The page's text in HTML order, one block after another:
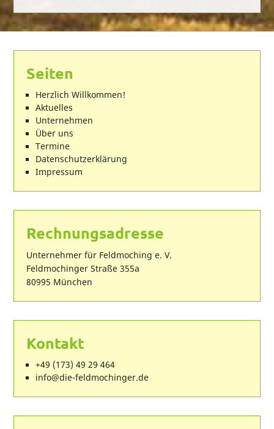
Seiten
Herzlich Willkommen!
Aktuelles
Unternehmen
Über uns
Termine
Datenschutzerklärung
Impressum
Rechnungsadresse
Unternehmer für Feldmoching e. V.
Feldmochinger Straße 355a
80995 München
Kontakt
+49 (173) 49 29 464
ed.regnihcomdlef-eid@ofni